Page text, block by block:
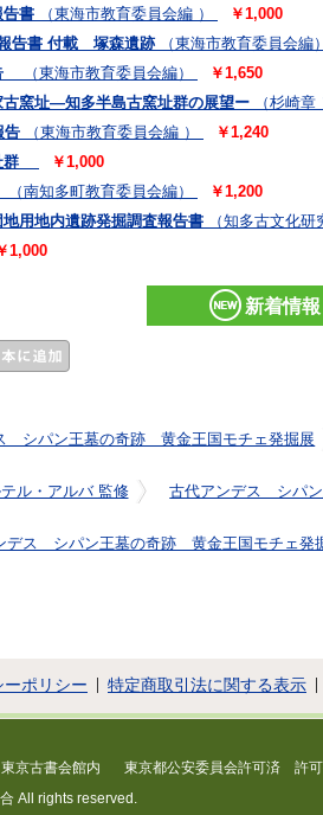
書
（東海市教育委員会編 ）
￥1,000
告書 付載 塚森遺跡
（東海市教育委員会編）
（東海市教育委員会編）
￥1,650
窯址―知多半島古窯址群の展望ー
（杉崎章
告
（東海市教育委員会編 ）
￥1,240
群
￥1,000
（南知多町教育委員会編）
￥1,200
用地内遺跡発掘調査報告書
（知多古文化研
1,000
新着情報
シパン王墓の奇跡 黄金王国モチェ発掘展
ル・アルバ 監修 古代アンデス シパ
デス シパン王墓の奇跡 黄金王国モチェ発
ーポリシー 特定商取引法に関する表示
京古書会館内
東京都公安委員会許可済 許
All rights reserved.